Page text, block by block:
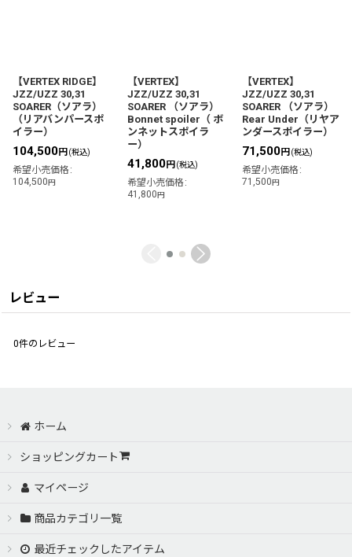
【VERTEX RIDGE】
JZZ/UZZ 30,31
SOARER（ソアラ）
（リアバンパースポ
イラー）
104,500円 (税込)
希望小売価格 :
104,500円
【VERTEX】
JZZ/UZZ 30,31
SOARER （ソアラ）
Bonnet spoiler（ ボ
ンネットスポイラ
ー）
41,800円 (税込)
希望小売価格 :
41,800円
【VERTEX】
JZZ/UZZ 30,31
SOARER （ソアラ）
Rear Under（リヤア
ンダースポイラー）
71,500円 (税込)
希望小売価格 :
71,500円
レビュー
0件のレビュー
ホーム
ショッピングカート
マイページ
商品カテゴリ一覧
最近チェックしたアイテム